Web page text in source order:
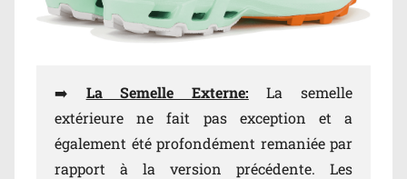
➡️ La Semelle Externe: La semelle
extérieure ne fait pas exception et a
également été profondément remaniée par
rapport à la version précédente. Les